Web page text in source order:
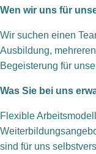
Wen wir uns für
Wir suchen einen
Ausbildung,
Begeisterung für
Was Sie bei uns
Flexible
sind für uns